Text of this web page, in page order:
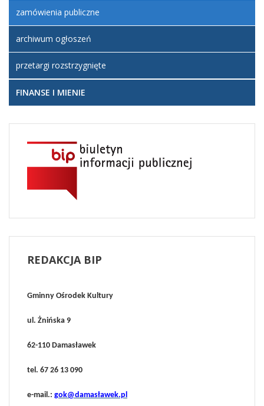
zamówienia publiczne
archiwum ogłoszeń
przetargi rozstrzygnięte
FINANSE I MIENIE
REDAKCJABIP
Gminny Ośrodek Kultury
ul. Żnińska 9
62-110 Damasławek
tel. 67 26 13 090
e-mail.: gok@damasławek.pl